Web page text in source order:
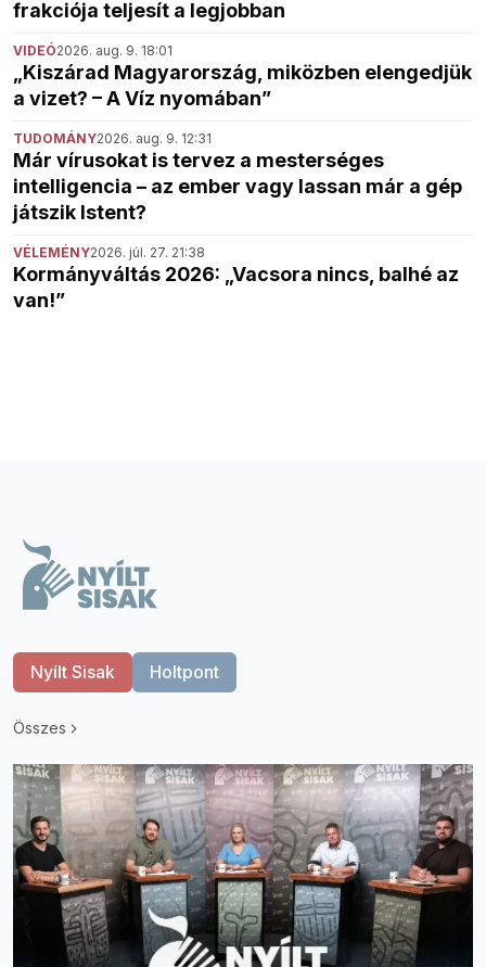
frakciója teljesít a legjobban
VIDEÓ2026. aug. 9. 18:01
„Kiszárad Magyarország, miközben elengedjük
a vizet? – A Víz nyomában”
TUDOMÁNY2026. aug. 9. 12:31
Már vírusokat is tervez a mesterséges
intelligencia – az ember vagy lassan már a gép
játszik Istent?
VÉLEMÉNY2026. júl. 27. 21:38
Kormányváltás 2026: „Vacsora nincs, balhé az
van!”
Nyílt Sisak Holtpont
Összes